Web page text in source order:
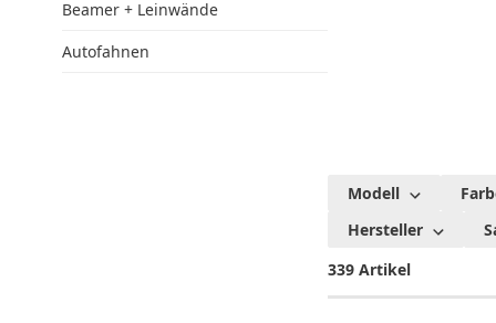
Beamer + Leinwände
Autofahnen
Modell
Hersteller
339 Artikel